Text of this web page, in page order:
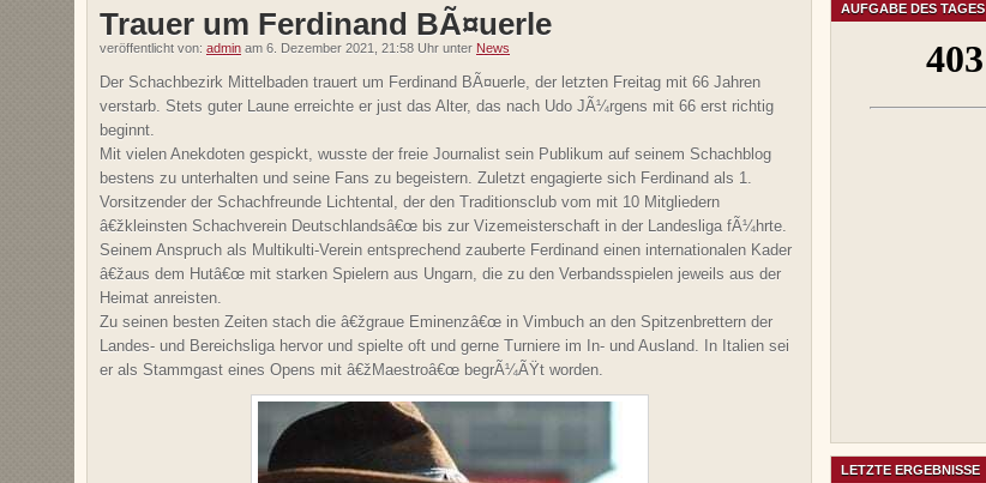
Trauer um Ferdinand BÃ¤uerle
veröffentlicht von: admin am 6. Dezember 2021, 21:58 Uhr unter News
Der Schachbezirk Mittelbaden trauert um Ferdinand BÃ¤uerle, der letzten Freitag mit 66 Jahren
verstarb. Stets guter Laune erreichte er just das Alter, das nach Udo JÃ¼rgens mit 66 erst richtig
beginnt.
Mit vielen Anekdoten gespickt, wusste der freie Journalist sein Publikum auf seinem Schachblog
bestens zu unterhalten und seine Fans zu begeistern. Zuletzt engagierte sich Ferdinand als 1.
Vorsitzender der Schachfreunde Lichtental, der den Traditionsclub vom mit 10 Mitgliedern
â€žkleinsten Schachverein Deutschlandsâ€œ bis zur Vizemeisterschaft in der Landesliga fÃ¼hrte.
Seinem Anspruch als Multikulti-Verein entsprechend zauberte Ferdinand einen internationalen Kader
â€žaus dem Hutâ€œ mit starken Spielern aus Ungarn, die zu den Verbandsspielen jeweils aus der
Heimat anreisten.
Zu seinen besten Zeiten stach die â€žgraue Eminenzâ€œ in Vimbuch an den Spitzenbrettern der
Landes- und Bereichsliga hervor und spielte oft und gerne Turniere im In- und Ausland. In Italien sei
er als Stammgast eines Opens mit â€žMaestroâ€œ begrÃ¼ÃŸt worden.
AUFGABE DES TAGES
LETZTE ERGEBNISSE